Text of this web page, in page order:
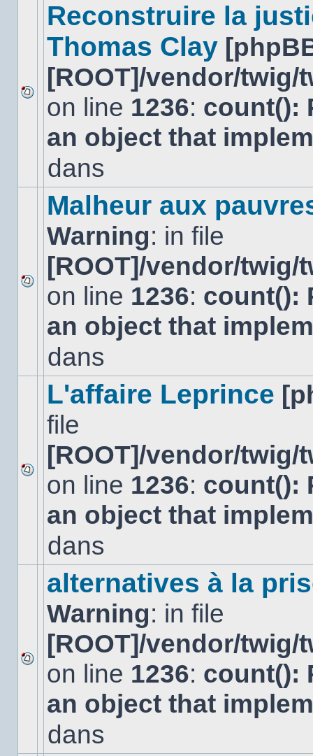
Aucun
nouveau
message
non-
dans
Reconstruire la
Thomas Clay
[ROOT]/vendor/
on line 1236: count():
an object that
dans
Aucun
nouveau
message
non-
dans
Malheur aux
Warning: in file
[ROOT]/vendor/
on line 1236: count():
an object that
dans
Aucun
nouveau
message
non-
dans
L'affaire Leprince
file
[ROOT]/vendor/
on line 1236: count():
an object that
dans
Aucun
nouveau
message
non-
dans
alternatives à la
Warning: in file
[ROOT]/vendor/
on line 1236: count():
an object that
dans